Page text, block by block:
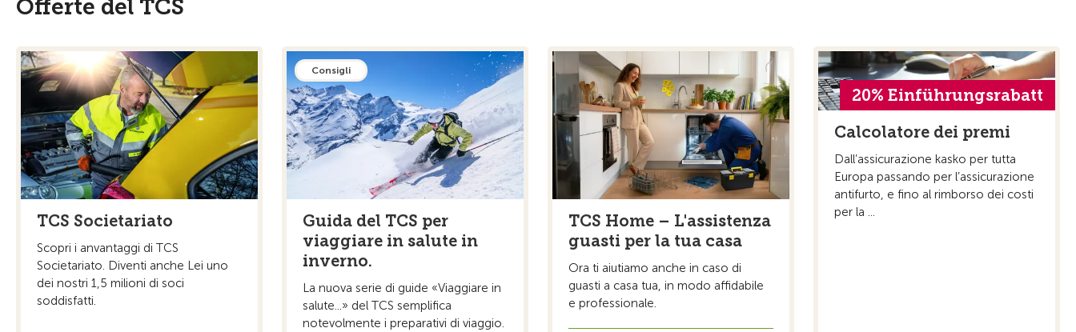
Offerte del TCS
TCS Societariato
Scopri i anvantaggi di TCS
Societariato. Diventi anche Lei uno
dei nostri 1,5 milioni di soci
soddisfatti.
Consigli
Guida del TCS per
viaggiare in salute in
inverno.
La nuova serie di guide «Viaggiare in
salute...» del TCS semplifica
notevolmente i preparativi di viaggio.
TCS Home – L'assistenza
guasti per la tua casa
Ora ti aiutiamo anche in caso di
guasti a casa tua, in modo affidabile
e professionale.
20% Einführungsrabatt
Calcolatore dei premi
Dall’assicurazione kasko per tutta
Europa passando per l’assicurazione
antifurto, e fino al rimborso dei costi
per la ...